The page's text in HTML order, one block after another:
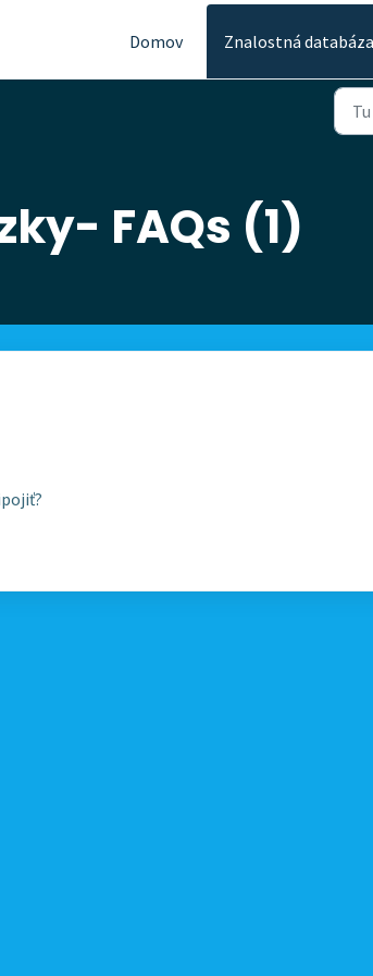
Domov Znalostná databáza
FAQs (1)